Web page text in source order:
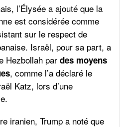
l’Élysée a ajouté que la
est considérée comme
sur le respect de
Israël, pour sa part, a
Hezbollah pardes moyens
, comme l’a déclaré le
Katz, lors d’une
iranien, Trump a noté que